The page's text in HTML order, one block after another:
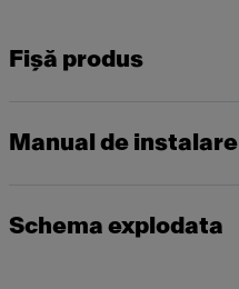
Fişă produs
Manual de instalare
Schema explodata